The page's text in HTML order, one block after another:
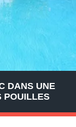
DANS UNE
POUILLES